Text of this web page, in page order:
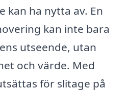
kan ha nytta av. En
kan inte bara
utseende, utan
och värde. Med
för slitage på